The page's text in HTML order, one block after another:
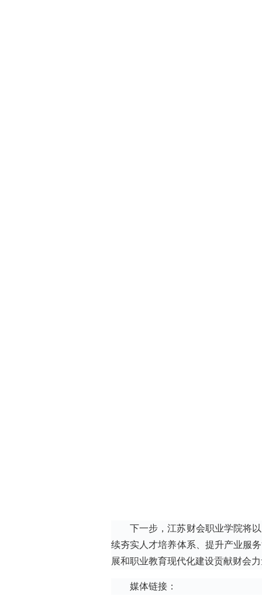
下一步，江苏财会职业学院将
续夯实人才培养体系、提升产业服
展和职业教育现代化建设贡献财会
媒体链接：